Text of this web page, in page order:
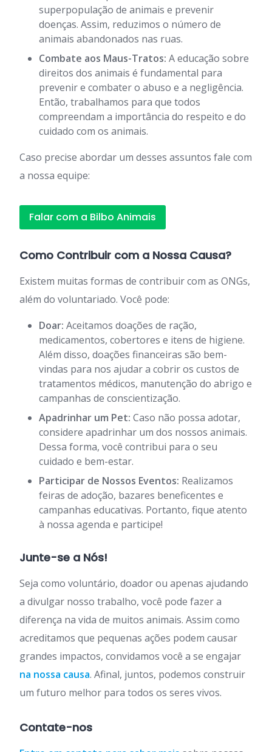
superpopulação de animais e prevenir
doenças. Assim, reduzimos o número de
animais abandonados nas ruas.
Combate aos Maus-Tratos: A educação sobre
direitos dos animais é fundamental para
prevenir e combater o abuso e a negligência.
Então, trabalhamos para que todos
compreendam a importância do respeito e do
cuidado com os animais.
Caso precise abordar um desses assuntos fale com
a nossa equipe:
Falar com a Bilbo Animais
Como Contribuir com a Nossa Causa?
Existem muitas formas de contribuir com as ONGs,
além do voluntariado. Você pode:
Doar: Aceitamos doações de ração,
medicamentos, cobertores e itens de higiene.
Além disso, doações financeiras são bem-
vindas para nos ajudar a cobrir os custos de
tratamentos médicos, manutenção do abrigo e
campanhas de conscientização.
Apadrinhar um Pet: Caso não possa adotar,
considere apadrinhar um dos nossos animais.
Dessa forma, você contribui para o seu
cuidado e bem-estar.
Participar de Nossos Eventos: Realizamos
feiras de adoção, bazares beneficentes e
campanhas educativas. Portanto, fique atento
à nossa agenda e participe!
Junte-se a Nós!
Seja como voluntário, doador ou apenas ajudando
a divulgar nosso trabalho, você pode fazer a
diferença na vida de muitos animais. Assim como
acreditamos que pequenas ações podem causar
grandes impactos, convidamos você a se engajar
na nossa causa. Afinal, juntos, podemos construir
um futuro melhor para todos os seres vivos.
Contate-nos